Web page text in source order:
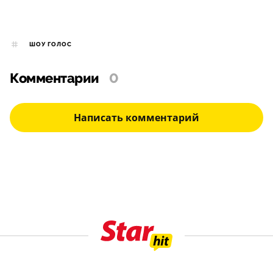
ШОУ ГОЛОС
Комментарии 0
Написать комментарий